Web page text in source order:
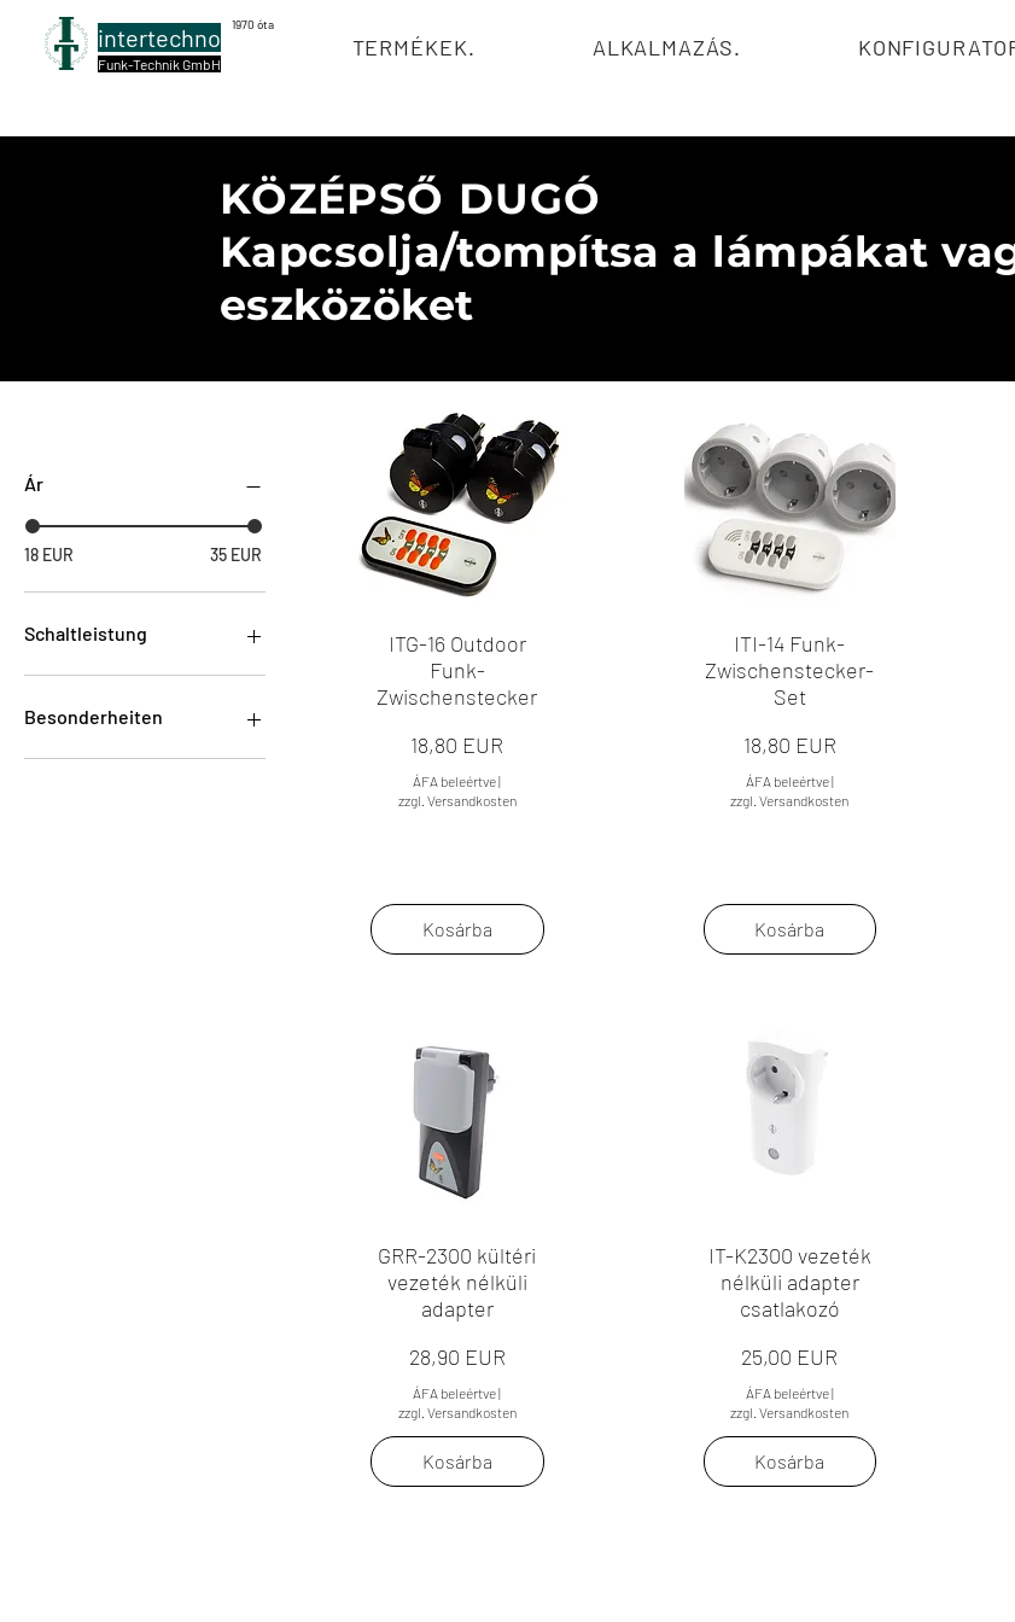
intertechno
Funk-Technik GmbH
1970 óta
TERMÉKEK. ALKALMAZÁS.
KÖZÉPSŐ DUGÓ
Kapcsolja/tompítsa a lámpákat
eszközöket
Ár
18 EUR 35 EUR
Schaltleistung
200W
2300W
Besonderheiten
automatikus kikapcsolás
ITG-16 Outdoor
Funk-
Zwischenstecker
Ár
18,80 EUR
ÁFA beleértve|
zzgl. Versandkosten
Kosárba
ITI-14 Funk-
Zwischenstecker-
Set
Ár
18,80 EUR
ÁFA beleértve|
zzgl. Versandkosten
Kosárba
GRR-2300 kültéri
vezeték nélküli
adapter
Ár
28,90 EUR
ÁFA beleértve|
zzgl. Versandkosten
Kosárba
IT-K2300 vezeték
nélküli adapter
csatlakozó
Ár
25,00 EUR
ÁFA beleértve|
zzgl. Versandkosten
Kosárba